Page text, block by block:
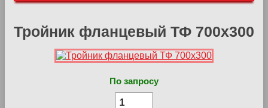
Тройник фланцевый ТФ 700х300
По запросу